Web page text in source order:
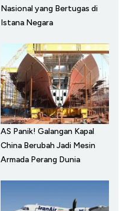
Nasional yang Bertugas di
Istana Negara
AS Panik! Galangan Kapal
China Berubah Jadi Mesin
Armada Perang Dunia